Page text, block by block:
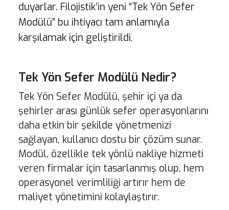
duyarlar. Filojistik’in yeni “Tek Yön Sefer
Modülü” bu ihtiyacı tam anlamıyla
karşılamak için geliştirildi.
Tek Yön Sefer Modülü Nedir?
Tek Yön Sefer Modülü, şehir içi ya da
şehirler arası günlük sefer operasyonlarını
daha etkin bir şekilde yönetmenizi
sağlayan, kullanıcı dostu bir çözüm sunar.
Modül, özellikle tek yönlü nakliye hizmeti
veren firmalar için tasarlanmış olup, hem
operasyonel verimliliği artırır hem de
maliyet yönetimini kolaylaştırır.